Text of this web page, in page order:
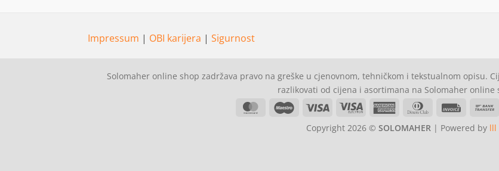
Impressum | OBI karijera | Sigurnost
Solomaher online shop zadržava pravo na greške u cjenovnom, tehničkom i tekstualnom opisu.
razlikovati od cijena i asortimana na Solomaher online
MasterCardMaestro Visa
Visa
American Dinners
Invoice
Copyright 2026 © SOLOMAHER| Powered by lll